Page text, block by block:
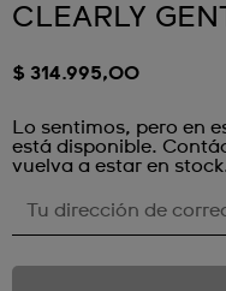
CLEARLY
$ 314.995,00
Lo sentimos, pero en
está disponible.
vuelva a estar en
Tu dirección de